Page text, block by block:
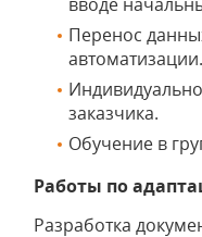
Перенос
автоматизации.
заказчика.
Обучение в
Работы по
Разработка